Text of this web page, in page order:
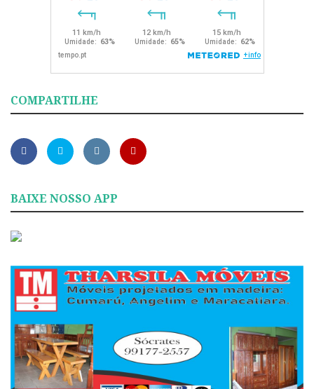
COMPARTILHE
BAIXE NOSSO APP